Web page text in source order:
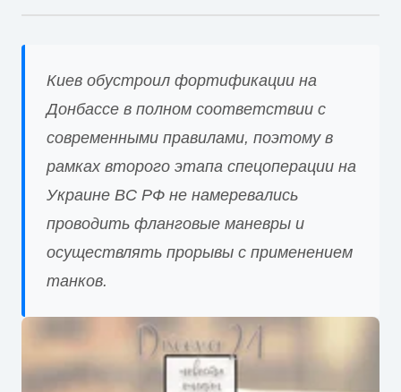
Киев обустроил фортификации на
Донбассе в полном соответствии с
современными правилами, поэтому в
рамках второго этапа спецоперации на
Украине ВС РФ не намеревались
проводить фланговые маневры и
осуществлять прорывы с применением
танков.